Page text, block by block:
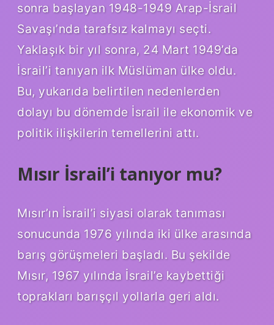
sonra başlayan 1948-1949 Arap-İsrail
Savaşı’nda tarafsız kalmayı seçti.
Yaklaşık bir yıl sonra, 24 Mart 1949’da
İsrail’i tanıyan ilk Müslüman ülke oldu.
Bu, yukarıda belirtilen nedenlerden
dolayı bu dönemde İsrail ile ekonomik ve
politik ilişkilerin temellerini attı.
Mısır İsrail’i tanıyor mu?
Mısır’ın İsrail’i siyasi olarak tanıması
sonucunda 1976 yılında iki ülke arasında
barış görüşmeleri başladı. Bu şekilde
Mısır, 1967 yılında İsrail’e kaybettiği
toprakları barışçıl yollarla geri aldı.